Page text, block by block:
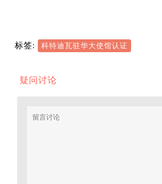
标签: 科特迪瓦驻华大使馆认证
疑问讨论